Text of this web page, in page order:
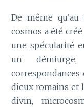
De même
cosmos a été
une spécularité
un
dieux romains et
divin,